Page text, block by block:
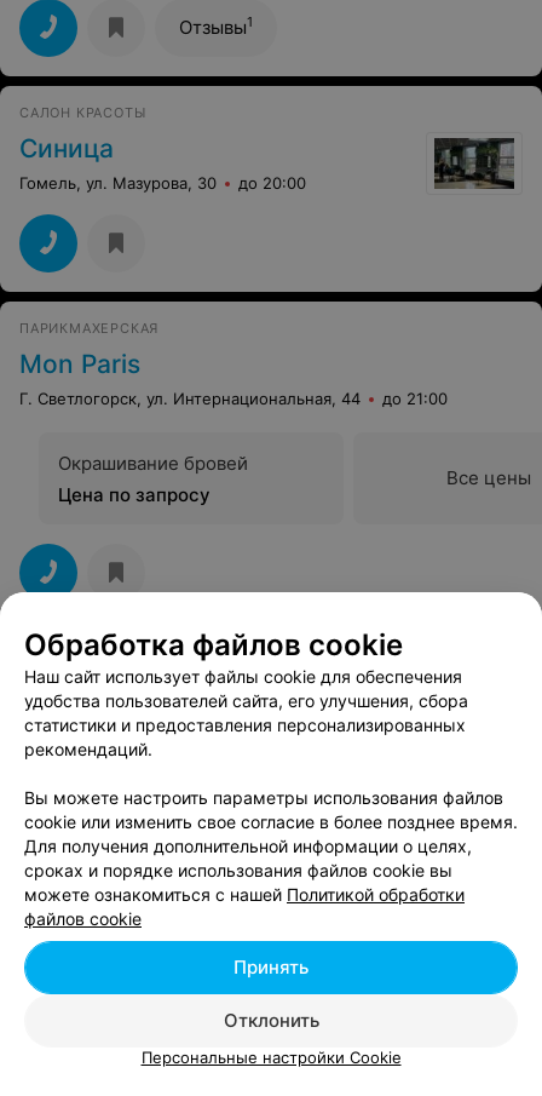
администраторов с высоким эмоциональным
интеллектом, руководству салона это удалось, и задать
правильную доброжелательную атмосферу. В Гомеле
вообще с сервисом пока плохо, но в этом салоне, я
адекватных клиентов!
Отзывы1
САЛОН КРАСОТЫ
Синица
Гомель, ул. Мазурова, 30 до 20:00
ПАРИКМАХЕРСКАЯ
Mon Paris
Г. Светлогорск, ул. Интернациональная, 44 до 21:00
Окрашивание бровей
Цена по запросу
Все цены
Вам будет интересно
Осветление бровей в Гомеле
Окрашивание бровей хной в Гомеле
Эпиляция, депиляция в Гомеле
Окрашивание бровей краской -
цена в Гомеле
Обработка файлов cookie
Наш сайт использует файлы cookie для обеспечения
удобства пользователей сайта, его улучшения, сбора
статистики и предоставления персонализированных
рекомендаций.
Вы можете настроить параметры использования файлов
cookie или изменить свое согласие в более позднее время.
Для получения дополнительной информации о целях,
сроках и порядке использования файлов cookie вы
можете ознакомиться с нашей Политикой обработки
файлов cookie
Отклонить
Принять
Персональные настройки Cookie